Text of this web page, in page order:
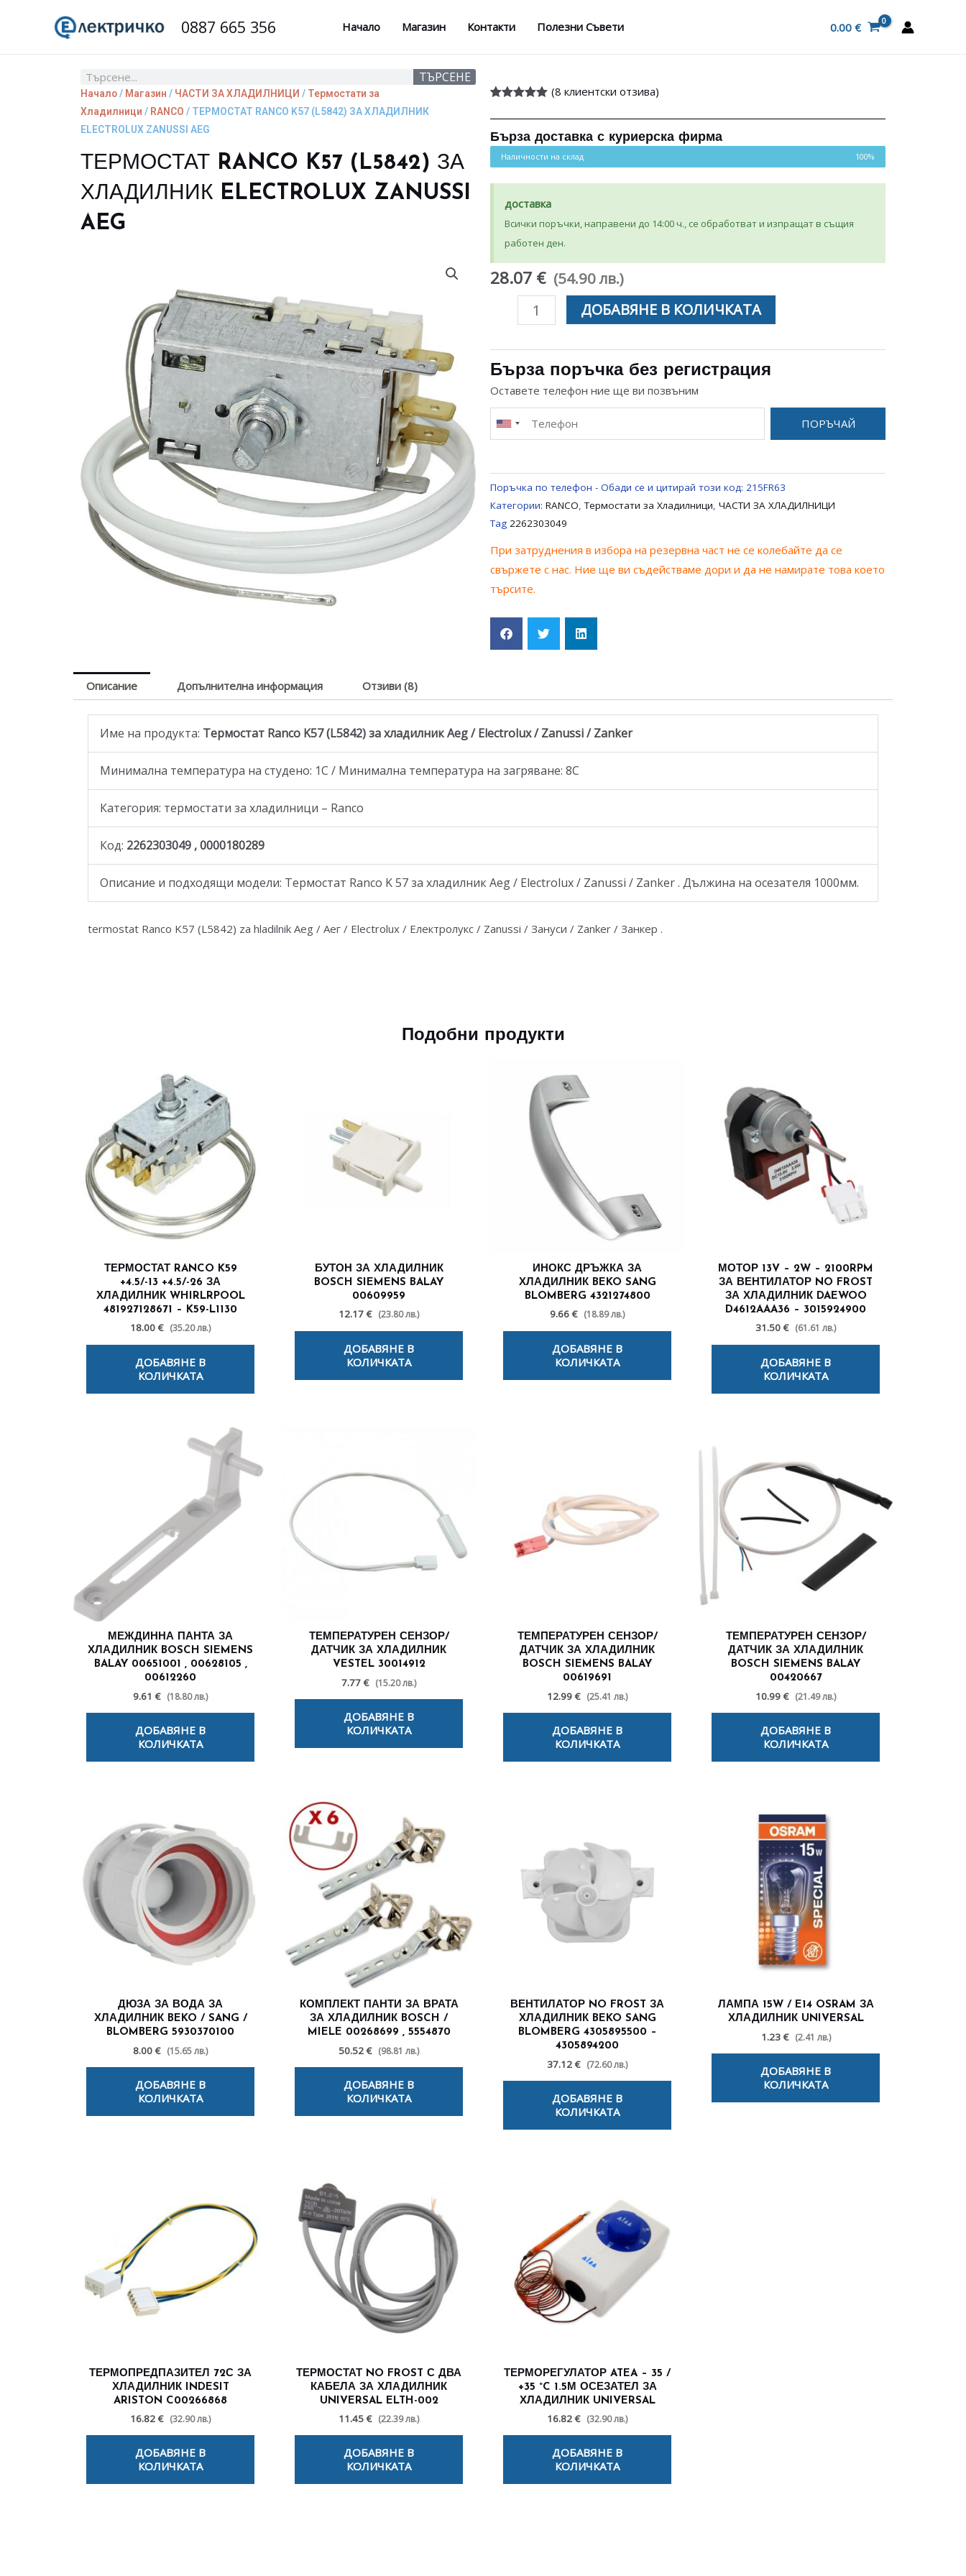
0887 665 356 Начало Магазин Контакти Полезни Съвети 0.00 €
Search ТЪРСЕНЕ
Начало/ Магазин / ЧАСТИ ЗА ХЛАДИЛНИЦИ / Термостати за
Хладилници / RANCO / ТЕРМОСТАТ RANCO K57 (L5842) ЗА ХЛАДИЛНИК
ELECTROLUX ZANUSSI AEG
ТЕРМОСТАТ RANCO K57 (L5842) ЗА
ХЛАДИЛНИК ELECTROLUX ZANUSSI
AEG
от 5,
потребителски
(8 клиентски отзива)
Бърза доставка с куриерска фирма
Наличности на склад 100%
доставка
Всички поръчки, направени до 14:00 ч., се обработват и изпращат в същия
работен ден.
28.07 € (54.90 лв.)
количество
RANCO
ЗА
ХЛАДИЛНИК
ДОБАВЯНЕ В КОЛИЧКАТА
Бърза поръчка без регистрация
Оставете телефон ние ще ви позвъним
ПОРЪЧАЙ
Поръчка по телефон - Обади се и цитирай този код: 215FR63
Категории: RANCO,Термостати за Хладилници, ЧАСТИ ЗА ХЛАДИЛНИЦИ
Tag 2262303049
При затруднения в избора на резервна част не се колебайте да се
свържете с нас. Ние ще ви съдействаме дори и да не намирате това което
търсите.
Описание Допълнителна информация Отзиви (8)
Име на продукта: Термостат Ranco K57 (L5842) за хладилник Aeg / Electrolux / Zanussi / Zanker
Минимална температура на студено: 1С / Минимална температура на загряване: 8C
Категория: термостати за хладилници – Ranco
Код: 2262303049 , 0000180289
Описание и подходящи модели: Термостат Ranco K 57 за хладилник Aeg / Electrolux / Zanussi / Zanker . Дължина на осезателя 1000мм.
termostat Ranco K57 (L5842) za hladilnik Aeg / Аег / Electrolux / Електролукс / Zanussi / Зануси / Zanker / Занкер .
Подобни продукти
ТЕРМОСТАТ RANCO K59
+4.5/-13 +4.5/-26 ЗА
ХЛАДИЛНИК WHIRLRPOOL
481927128671 – K59-L1130
18.00 € (35.20 лв.)
ДОБАВЯНЕ В
КОЛИЧКАТА
БУТОН ЗА ХЛАДИЛНИК
BOSCH SIEMENS BALAY
00609959
12.17 € (23.80 лв.)
ДОБАВЯНЕ В
КОЛИЧКАТА
ИНОКС ДРЪЖКА ЗА
ХЛАДИЛНИК BEKO SANG
BLOMBERG 4321274800
9.66 € (18.89 лв.)
ДОБАВЯНЕ В
КОЛИЧКАТА
МОТОР 13V – 2W – 2100RPM
ЗА ВЕНТИЛАТОР NO FROST
ЗА ХЛАДИЛНИК DAEWOO
D4612AAA36 – 3015924900
31.50 € (61.61 лв.)
ДОБАВЯНЕ В
КОЛИЧКАТА
МЕЖДИННА ПАНТА ЗА
ХЛАДИЛНИК BOSCH SIEMENS
BALAY 00651001 , 00628105 ,
00612260
9.61 € (18.80 лв.)
ДОБАВЯНЕ В
КОЛИЧКАТА
ТЕМПЕРАТУРЕН СЕНЗОР/
ДАТЧИК ЗА ХЛАДИЛНИК
VESTEL 30014912
7.77 € (15.20 лв.)
ДОБАВЯНЕ В
КОЛИЧКАТА
ТЕМПЕРАТУРЕН СЕНЗОР/
ДАТЧИК ЗА ХЛАДИЛНИК
BOSCH SIEMENS BALAY
00619691
12.99 € (25.41 лв.)
ДОБАВЯНЕ В
КОЛИЧКАТА
ТЕМПЕРАТУРЕН СЕНЗОР/
ДАТЧИК ЗА ХЛАДИЛНИК
BOSCH SIEMENS BALAY
00420667
10.99 € (21.49 лв.)
ДОБАВЯНЕ В
КОЛИЧКАТА
ДЮЗА ЗА ВОДА ЗА
ХЛАДИЛНИК BEKO / SANG /
BLOMBERG 5930370100
8.00 € (15.65 лв.)
ДОБАВЯНЕ В
КОЛИЧКАТА
КОМПЛЕКТ ПАНТИ ЗА ВРАТА
ЗА ХЛАДИЛНИК BOSCH /
MIELE 00268699 , 5554870
50.52 € (98.81 лв.)
ДОБАВЯНЕ В
КОЛИЧКАТА
ВЕНТИЛАТОР NO FROST ЗА
ХЛАДИЛНИК BEKO SANG
BLOMBERG 4305895500 –
4305894200
37.12 € (72.60 лв.)
ДОБАВЯНЕ В
КОЛИЧКАТА
ЛАМПА 15W / E14 OSRAM ЗА
ХЛАДИЛНИК UNIVERSAL
1.23 € (2.41 лв.)
ДОБАВЯНЕ В
КОЛИЧКАТА
ТЕРМОПРЕДПАЗИТЕЛ 72С ЗА
ХЛАДИЛНИК INDESIT
ARISTON C00266868
16.82 € (32.90 лв.)
ДОБАВЯНЕ В
КОЛИЧКАТА
ТЕРМОСТАТ NO FROST С ДВА
КАБЕЛА ЗА ХЛАДИЛНИК
UNIVERSAL ELTH-002
11.45 € (22.39 лв.)
ДОБАВЯНЕ В
КОЛИЧКАТА
ТЕРМОРЕГУЛАТОР ATEA – 35 /
+35 °C 1.5М ОСЕЗАТЕЛ ЗА
ХЛАДИЛНИК UNIVERSAL
16.82 € (32.90 лв.)
ДОБАВЯНЕ В
КОЛИЧКАТА